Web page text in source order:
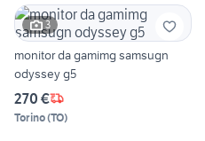
3
monitor da gamimg samsugn
odyssey g5
270 €
Torino(TO)